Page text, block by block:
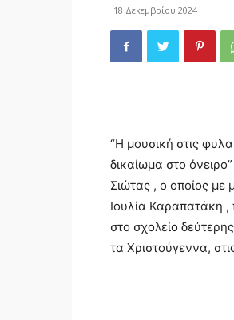
18 Δεκεμβρίου 2024
“Η μουσική στις
δικαίωμα στο
Σιώτας , ο οποίος με
Ιουλία Καραπατάκη
στο σχολείο
τα Χριστούγεννα,